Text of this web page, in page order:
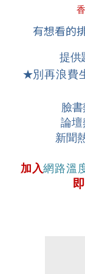
有想看的
提供
★別再浪費
臉
論
新聞
加入網路溫